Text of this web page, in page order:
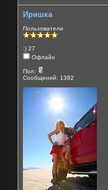
Иришка
Пользователи
:) 27
Офлайн
Пол:
Сообщений: 1382